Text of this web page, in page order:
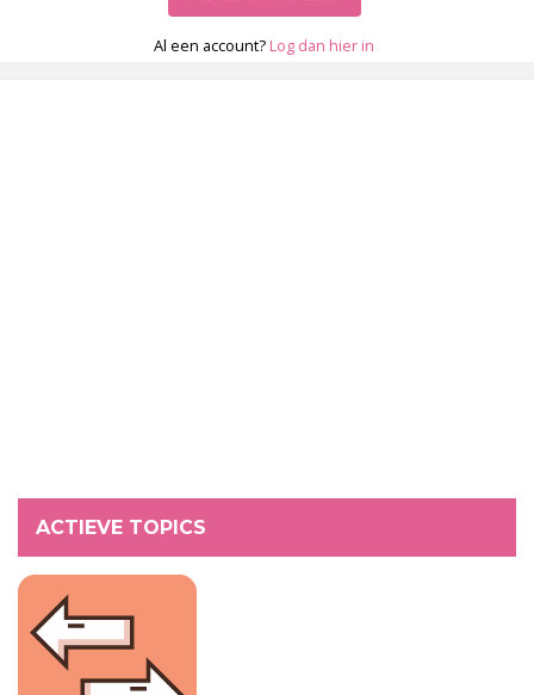
Al een account? Log dan hier in
ACTIEVE TOPICS